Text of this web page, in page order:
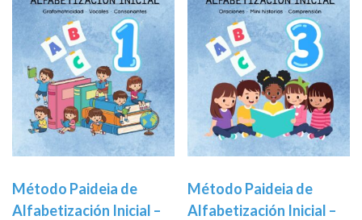
Método Paideia de
Alfabetización Inicial –
Método Paideia de
Alfabetización Inicial –